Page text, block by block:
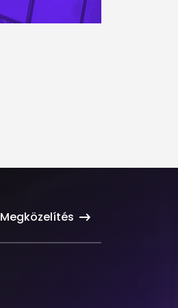
Megközelítés